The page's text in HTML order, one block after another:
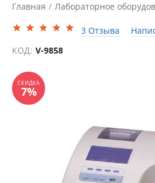
Главная / Лабораторное
Анализаторы мочи3 Отзыва
КОД: V-9858